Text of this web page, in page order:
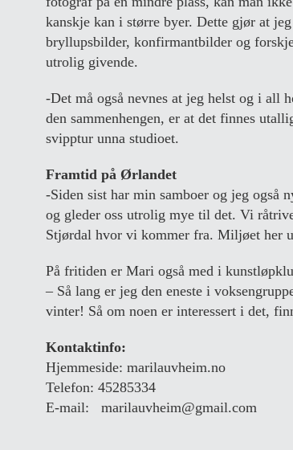
kanskje kan i større byer. Dette gjør at
bryllupsbilder, konfirmantbilder og
utrolig givende.
-Det må også nevnes at jeg helst og i all
den sammenhengen, er at det finnes
svipptur unna studioet.
Framtid på Ørlandet
-Siden sist har min samboer og jeg også
og gleder oss utrolig mye til det. Vi
Stjørdal hvor vi kommer fra. Miljøet her
På fritiden er Mari også med i
– Så lang er jeg den eneste i
vinter! Så om noen er interessert i det,
Kontaktinfo:
Hjemmeside: marilauvheim.no
Telefon: 45285334
E-mail: marilauvheim@gmail.com